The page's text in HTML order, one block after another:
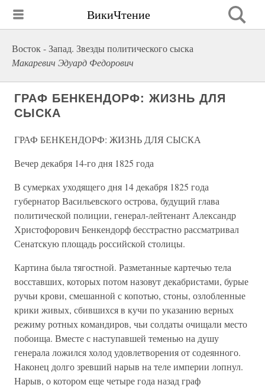
ВикиЧтение
Восток - Запад. Звезды политического сыска
Макаревич Эдуард Федорович
ГРАФ БЕНКЕНДОРФ: ЖИЗНЬ ДЛЯ
СЫСКА
ГРАФ БЕНКЕНДОРФ: ЖИЗНЬ ДЛЯ СЫСКА
Вечер декабря 14-го дня 1825 года
В сумерках уходящего дня 14 декабря 1825 года
губернатор Васильевского острова, будущий глава
политической полиции, генерал-лейтенант Александр
Христофорович Бенкендорф бесстрастно рассматривал
Сенатскую площадь российской столицы.
Картина была тягостной. Разметанные картечью тела
восставших, которых потом назовут декабристами, бурые
ручьи крови, смешанной с копотью, стоны, озлобленные
крики живых, сбившихся в кучи по указанию верных
режиму ротных командиров, чьи солдаты очищали место
побоища. Вместе с наступавшей теменью на душу
генерала ложился холод удовлетворения от содеянного.
Наконец долго зревший нарыв на теле империи лопнул.
Нарыв, о котором еще четыре года назад граф